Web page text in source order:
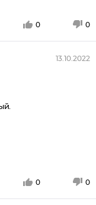
0 0
13.10.2022
0 0